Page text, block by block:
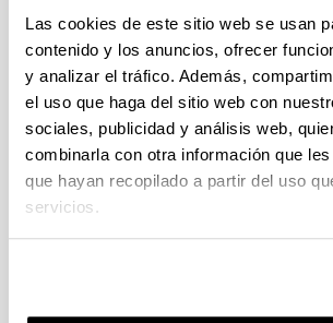
Las cookies de este sitio web se usan
contenido y los anuncios, ofrecer
y analizar el tráfico. Además,
el uso que haga del sitio web con
sociales, publicidad y análisis web,
combinarla con otra información que
que hayan recopilado a partir del uso
servicios.
Consultas
EHULKU)
Formación lingüística